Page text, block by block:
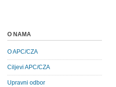
O NAMA
O APC/CZA
Ciljevi APC/CZA
Upravni odbor